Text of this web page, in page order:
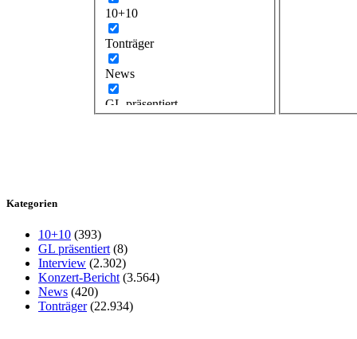
10+10
Tonträger
News
GL präsentiert
Kategorien
10+10 (393)
GL präsentiert (8)
Interview (2.302)
Konzert-Bericht (3.564)
News (420)
Tonträger(22.934)